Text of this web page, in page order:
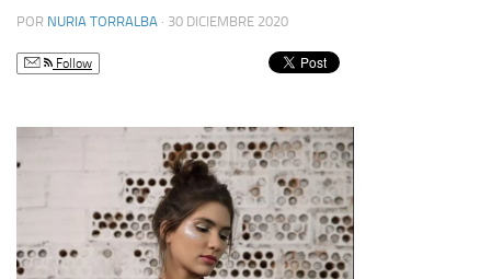
POR NURIA TORRALBA · 30 DICIEMBRE 2020
Follow